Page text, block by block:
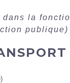
dans la
publique)